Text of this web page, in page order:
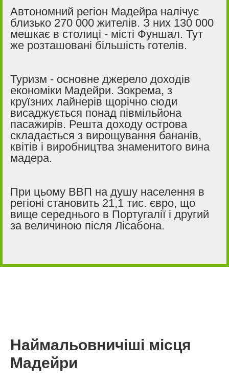
Автономний регіон Мадейра налічує
близько 270 000 жителів. З них 130 000
мешкає в столиці - місті Фуншал. Тут
же розташовані більшість готелів.
Туризм - основне джерело доходів
економіки Мадейри. Зокрема, з
круїзних лайнерів щорічно сюди
висаджується понад півмільйона
пасажирів. Решта доходу острова
складається з вирощування бананів,
квітів і виробництва знаменитого вина
мадера.
При цьому ВВП на душу населення в
регіоні становить 21,1 тис. євро, що
вище середнього в Португалії і другий
за величиною після Лісабона.
Наймальовничіші місця
Мадейри